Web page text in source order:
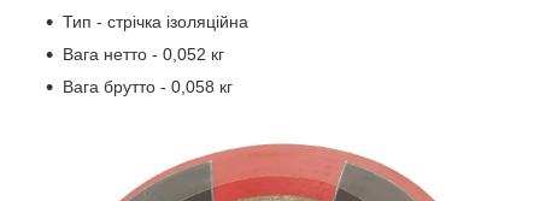
Тип - стрічка ізоляційна
Вага нетто - 0,052 кг
Вага брутто - 0,058 кг